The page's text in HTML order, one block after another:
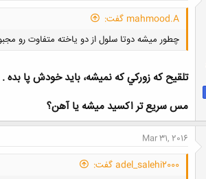
mahmood.A گفت:
چطور میشه دوتا سلول از دو یاخته متفاوت رو
تلقيح كه زوركي كه نميشه، بايد خودش پا بده .
مس سريع تر اكسيد ميشه يا آهن؟
Mar 31, 2016
adel_salehi2000 گفت: